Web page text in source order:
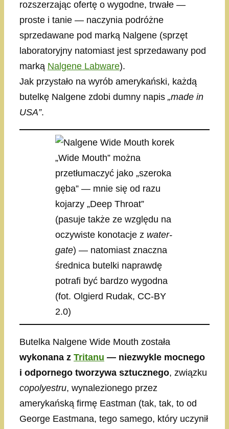
rozszerzając ofertę o wygodne, trwałe —
proste i tanie — naczynia podróżne
sprzedawane pod marką Nalgene (sprzęt
laboratoryjny natomiast jest sprzedawany pod
marką Nalgene Labware).
Jak przystało na wyrób amerykański, każdą
butelkę Nalgene zdobi dumny napis „made in
USA”.
„Wide Mouth” można
przetłumaczyć jako „szeroka
gęba” — mnie się od razu
kojarzy „Deep Throat”
(pasuje także ze względu na
oczywiste konotacje z water-
gate) — natomiast znaczna
średnica butelki naprawdę
potrafi być bardzo wygodna
(fot. Olgierd Rudak, CC-BY
2.0)
Butelka Nalgene Wide Mouth została
wykonana z Tritanu — niezwykle mocnego
i odpornego tworzywa sztucznego, związku
copolyestru, wynalezionego przez
amerykańską firmę Eastman (tak, tak, to od
George Eastmana, tego samego, który uczynił